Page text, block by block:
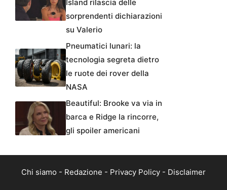
Island rilascia delle
sorprendenti dichiarazioni
su Valerio
Pneumatici lunari: la
tecnologia segreta dietro
le ruote dei rover della
NASA
Beautiful: Brooke va via in
barca e Ridge la rincorre,
gli spoiler americani
Chi siamo - Redazione - Privacy Policy - Disclaimer